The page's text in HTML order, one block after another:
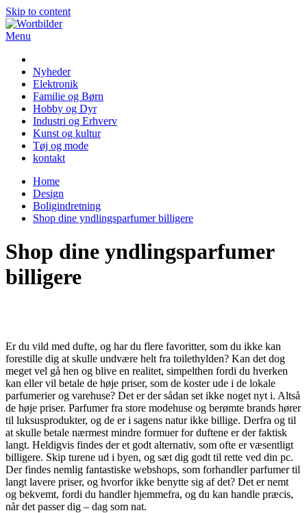
Skip to content
Menu
Nyheder
Elektronik
Familie og Børn
Hobby og Dyr
Industri og Erhverv
Kunst og kultur
Tøj og mode
kontakt
Home
Design
Boligindretning
Shop dine yndlingsparfumer billigere
Shop dine yndlingsparfumer
billigere
Er du vild med dufte, og har du flere favoritter, som du ikke kan
forestille dig at skulle undvære helt fra toilethylden? Kan det dog
meget vel gå hen og blive en realitet, simpelthen fordi du hverken
kan eller vil betale de høje priser, som de koster ude i de lokale
parfumerier og varehuse? Det er der sådan set ikke noget nyt i. Altså
de høje priser. Parfumer fra store modehuse og berømte brands hører
til luksusprodukter, og de er i sagens natur ikke billige. Derfra og til
at skulle betale nærmest mindre formuer for duftene er der faktisk
langt. Heldigvis findes der et godt alternativ, som ofte er væsentligt
billigere. Skip turene ud i byen, og sæt dig godt til rette ved din pc.
Der findes nemlig fantastiske webshops, som forhandler parfumer til
langt lavere priser, og hvorfor ikke benytte sig af det? Det er nemt
og bekvemt, fordi du handler hjemmefra, og du kan handle præcis,
når det passer dig – dag som nat.